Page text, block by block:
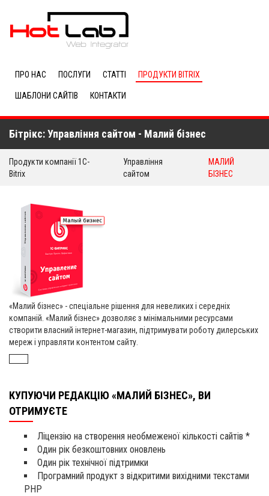
ПРО НАС ПОСЛУГИ СТАТТІ ПРОДУКТИ BITRIX
ШАБЛОНИ САЙТІВ КОНТАКТИ
Бітрікс: Управління сайтом - Малий бізнес
Продукти компанії 1C-
Bitrix
Управління
сайтом
МАЛИЙ
БІЗНЕС
«Малий бізнес» - спеціальне рішення для невеликих і середніх
компаній. «Малий бізнес» дозволяє з мінімальними ресурсами
створити власний інтернет-магазин, підтримувати роботу дилерських
мереж і управляти контентом сайту.
КУПУЮЧИ РЕДАКЦІЮ «МАЛИЙ БІЗНЕС», ВИ
ОТРИМУЄТЕ
Ліцензію на створення необмеженої кількості сайтів *
Один рік безкоштовних оновлень
Один рік технічної підтримки
Програмний продукт з відкритими вихідними текстами
PHP